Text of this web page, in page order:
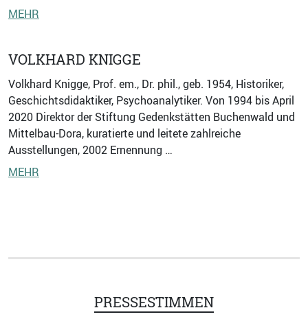
MEHR
VOLKHARD KNIGGE
Volkhard Knigge, Prof. em., Dr. phil., geb. 1954, Historiker,
Geschichtsdidaktiker, Psychoanalytiker. Von 1994 bis April
2020 Direktor der Stiftung Gedenkstätten Buchenwald und
Mittelbau-Dora, kuratierte und leitete zahlreiche
Ausstellungen, 2002 Ernennung …
MEHR
PRESSESTIMMEN